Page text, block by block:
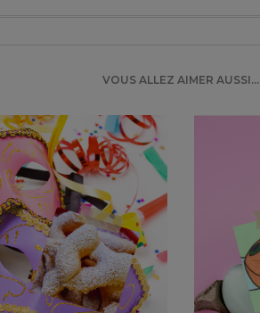
VOUS ALLEZ AIMER AUSSI...